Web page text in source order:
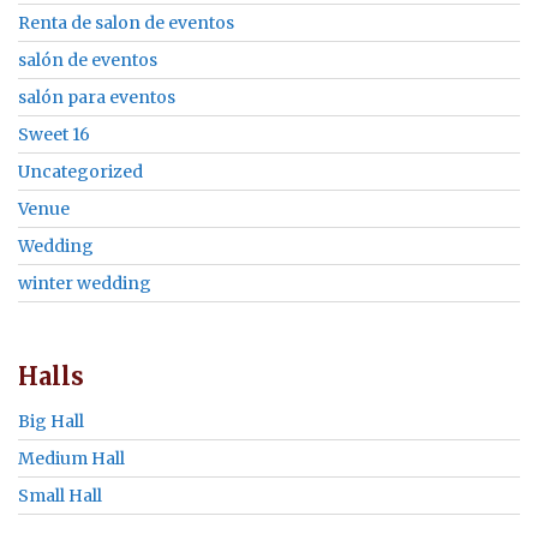
Renta de salon de eventos
salón de eventos
salón para eventos
Sweet 16
Uncategorized
Venue
Wedding
winter wedding
Halls
Big Hall
Medium Hall
Small Hall